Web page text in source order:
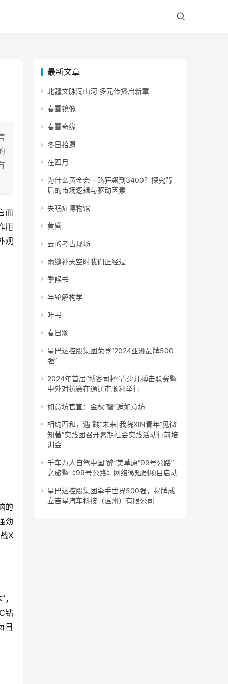
而
用
观
的
劲
X
钻
日
最新文章
北疆文脉润山河 多元传播启新章
春雪镜像
春雪奇缘
冬日拾遗
在四月
为什么黄金会一路狂飙到3400？探究背
后的市场逻辑与驱动因素
失眠症博物馆
黄昏
云的考古现场
雨缝补天空时我们正经过
季候书
年轮解构学
叶书
春日颂
星巴达控股集团荣登“2024亚洲品牌500
强”
2024年首届“博客司杯”青少儿搏击联赛暨
中外对抗赛在通辽市顺利举行
如意坊官宣：金秋“蟹”逅如意坊
相约西和，遇“践”未来|我院XIN青年“见微
知著”实践团召开暑期社会实践活动行前培
训会
千车万人自驾中国“醉”美草原“99号公路”
之旅暨《99号公路》网络微短剧项目启动
星巴达控股集团牵手世界500强，揭牌成
立吉星汽车科技（温州）有限公司